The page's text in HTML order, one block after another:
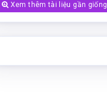
Xem thêm tài liệu gần giống